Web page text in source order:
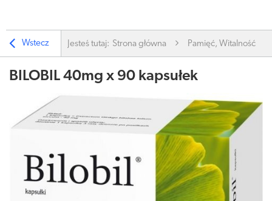
Wstecz Jesteś tutaj: Strona główna Pamięć, Witalność
BILOBIL 40mg x 90 kapsułek